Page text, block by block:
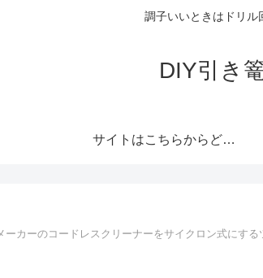
調子いいときはドリル
DIY引き
サイトはこちらからどうぞ
ーカーのコードレスクリーナーをサイクロン式にする